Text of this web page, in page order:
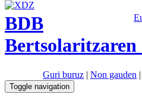
BDB
Bertsolaritzaren
Guri buruz | Non gauden |
Toggle navigation